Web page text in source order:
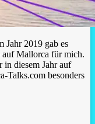
Jahr 2019 gab es
auf Mallorca für mich.
diesem Jahr auf
Talks.com besonders